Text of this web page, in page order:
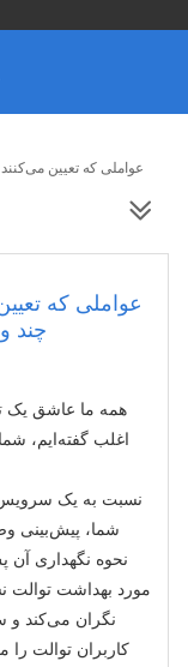
عواملی که تعیین
عواملی که
چند
همه ما عاشق یک
اغلب گفته‌ایم،
نسبت به یک
شما، پیش‌بینی
نحوه نگهداری آن
کاربران توالت